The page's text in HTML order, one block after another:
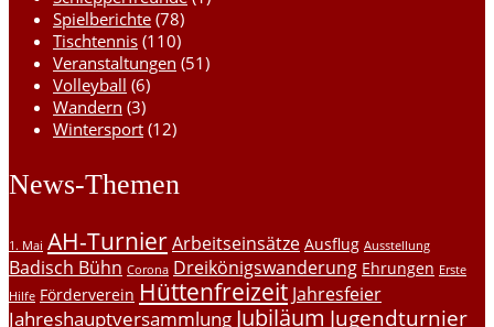
Spielberichte (78)
Tischtennis (110)
Veranstaltungen (51)
Volleyball (6)
Wandern (3)
Wintersport (12)
News-Themen
1. Mai AH-TurnierArbeitseinsätze Ausflug Ausstellung
Badisch Bühn Corona Dreikönigswanderung Ehrungen Erste
Hilfe Förderverein Hüttenfreizeit Jahresfeier
Jahreshauptversammlung Jubiläum Jugendturnier